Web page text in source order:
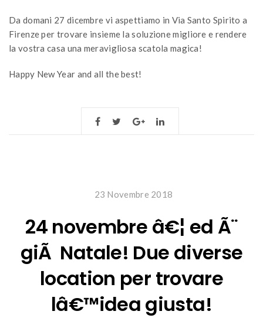
Da domani 27 dicembre vi aspettiamo in Via Santo Spirito a
Firenze per trovare insieme la soluzione migliore e rendere
la vostra casa una meravigliosa scatola magica!
Happy New Year and all the best!
23 Novembre 2018
24 novembre â€¦ ed Ã¨
giÃ Natale! Due diverse
location per trovare
lâ€™idea giusta!